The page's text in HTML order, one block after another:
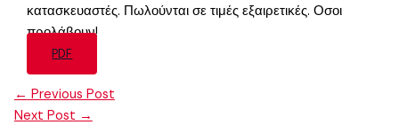
κατασκευαστές. Πωλούνται σε τιμές εξαιρετικές. Οσοι
προλάβουν!
PDF
← Previous Post
Next Post →